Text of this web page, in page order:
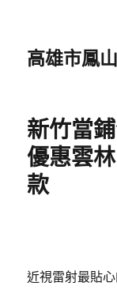
高雄市鳳
新竹當
優惠雲
款
近視雷射最貼